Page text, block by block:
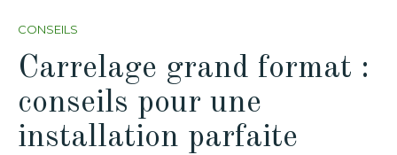
CONSEILS
Carrelage grand format :
conseils pour une
installation parfaite